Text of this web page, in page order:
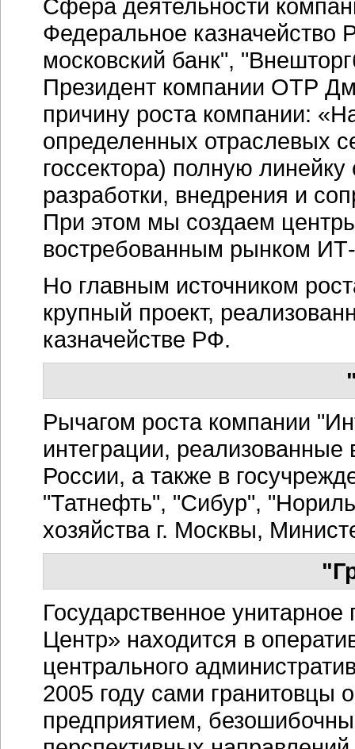
Сфера деятельности
Федеральное
московский банк",
Президент компании ОТР
причину роста компании:
определенных отраслевых
госсектора) полную
разработки, внедрения и
При этом мы создаем
востребованным рынком
Но главным источником
крупный проект,
казначействе РФ.
Рычагом роста компании
интеграции,
России, а также в
"Татнефть", "Сибур",
хозяйства г. Москвы,
Государственное
Центр» находится в
центрального
2005 году сами гранитовцы
предприятием,